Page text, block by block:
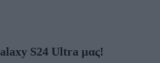
S24 Ultra μας!